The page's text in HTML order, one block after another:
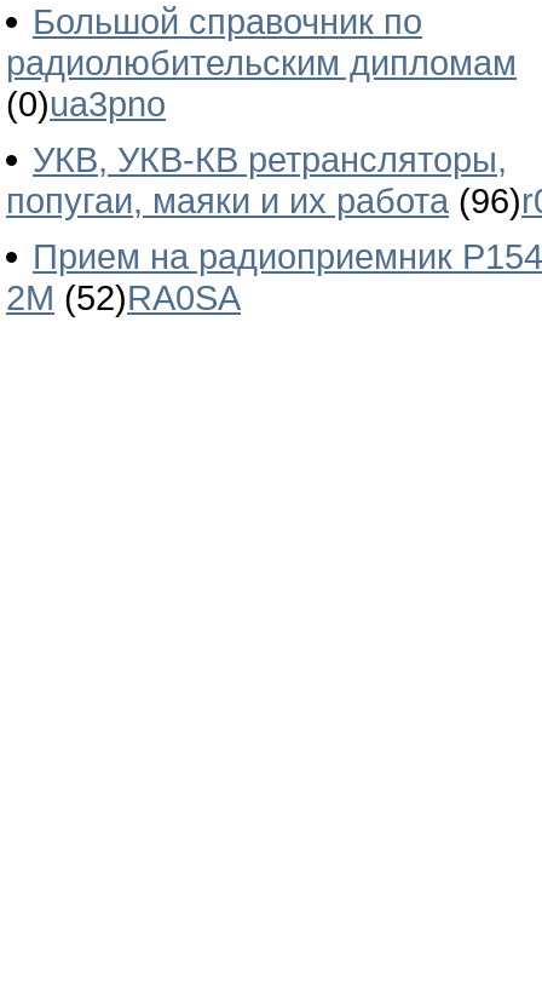
Большой справочник по
радиолюбительским дипломам
(0)ua3pno
УКВ, УКВ-КВ ретрансляторы,
попугаи, маяки и их работа (96)
Прием на радиоприемник
2М (52)RA0SA